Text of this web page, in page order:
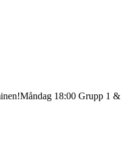
18:00 Grupp 1 &